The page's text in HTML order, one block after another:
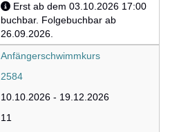
Erst ab dem 03.10.2026 17:00
buchbar. Folgebuchbar ab
26.09.2026.
Anfängerschwimmkurs
2584
10.10.2026 - 19.12.2026
11